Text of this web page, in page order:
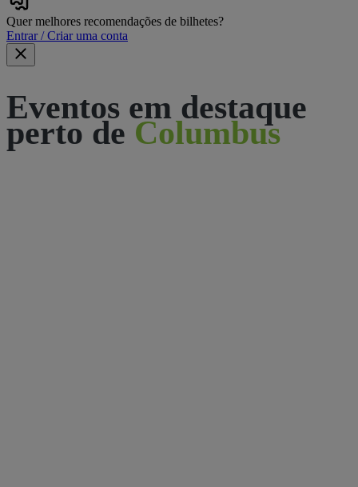
Quer melhores recomendações de bilhetes?
Entrar / Criar uma conta
Eventos em destaque
perto de Columbus